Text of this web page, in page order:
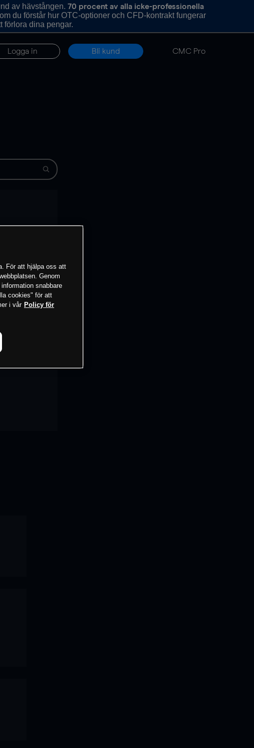
av hävstången. 70 procent av alla icke-professionella
du förstår hur OTC-optioner och CFD-kontrakt fungerar
förlora dina pengar.
Logga in Bli kund CMC Pro
För att hjälpa oss att
Genom
snabbare
cookies" för att
i vår Policy för